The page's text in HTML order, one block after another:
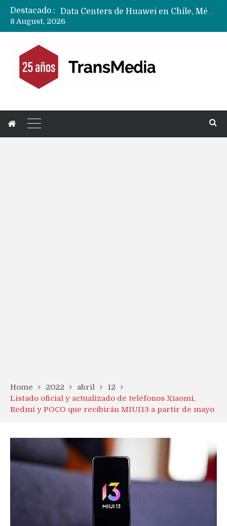
Destacado :
Data Centers de Huawei en Chile, México, Brasil,Perú y Argentina podrían verse afectados por arremetida de EE.UU
8 August, 2026
Home 2022 abril
12
Listado oficial y actualizado de teléfonos Xiaomi,
Redmi y POCO que recibirán MIUI13 a partir de mayo